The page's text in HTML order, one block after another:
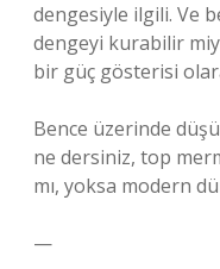
dengesiyle ilgili. Ve
dengeyi kurabilir
bir güç gösterisi
Bence üzerinde
ne dersiniz, top
mı, yoksa modern
—